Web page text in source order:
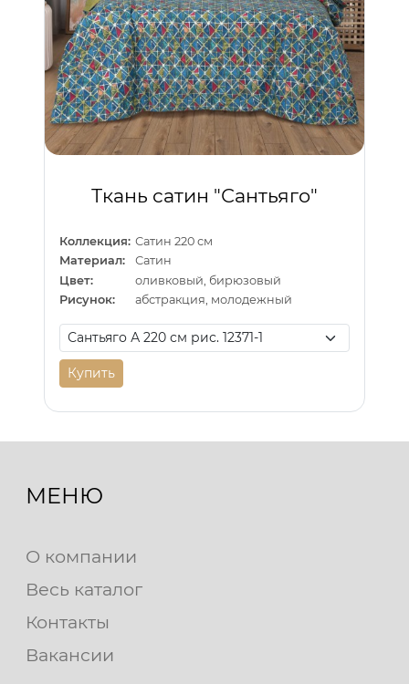
Ткань сатин "Сантьяго"
Коллекция: Сатин 220 см
Материал:
Сатин
Цвет:
оливковый, бирюзовый
Рисунок:
абстракция, молодежный
Купить
МЕНЮ
О компании
Весь каталог
Контакты
Вакансии